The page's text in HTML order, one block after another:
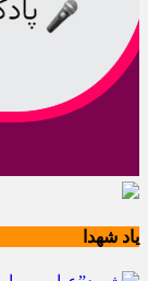
یاد شهدا